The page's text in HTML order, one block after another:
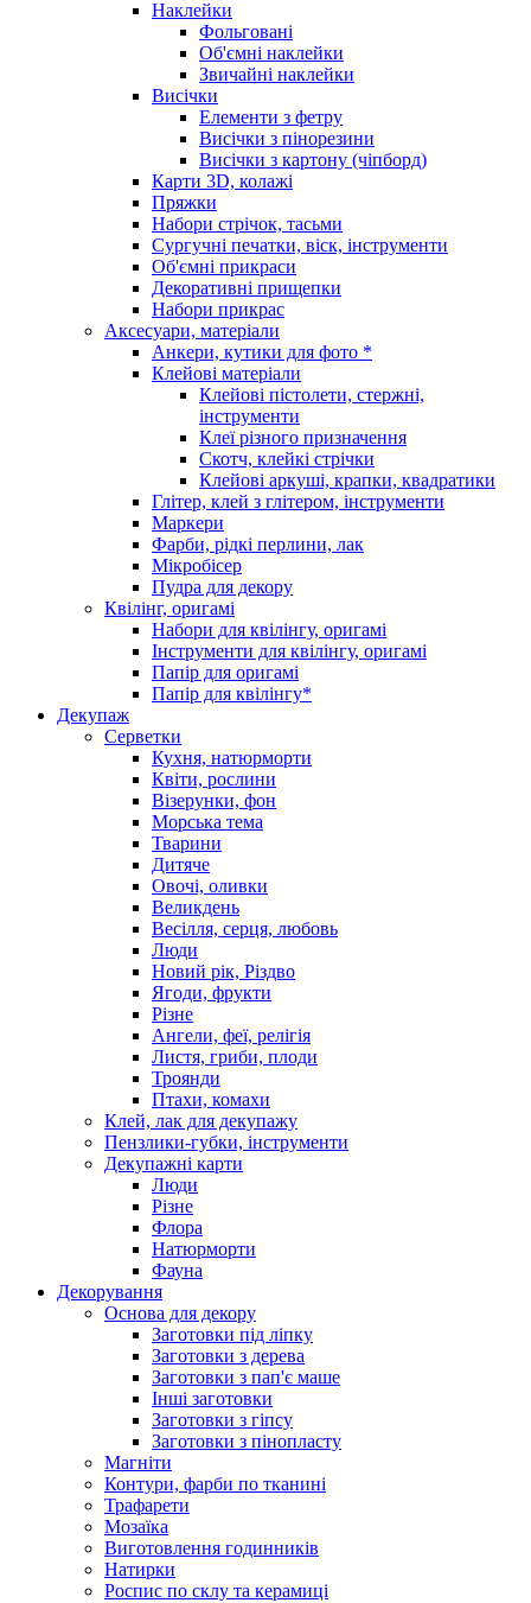
Наклейки
Фольговані
Об'ємні наклейки
Звичайні наклейки
Висічки
Елементи з фетру
Висічки з пінорезини
Висічки з картону (чіпборд)
Карти 3D, колажі
Пряжки
Набори стрічок, тасьми
Сургучні печатки, віск, інструменти
Об'ємні прикраси
Декоративні прищепки
Набори прикрас
Аксесуари, матеріали
Анкери, кутики для фото *
Клейові матеріали
Клейові пістолети, стержні,
інструменти
Клеї різного призначення
Скотч, клейкі стрічки
Клейові аркуші, крапки, квадратики
Глітер, клей з глітером, інструменти
Маркери
Фарби, рідкі перлини, лак
Мікробісер
Пудра для декору
Квілінг, оригамі
Набори для квілінгу, оригамі
Інструменти для квілінгу, оригамі
Папір для оригамі
Папір для квілінгу*
Декупаж
Серветки
Кухня, натюрморти
Квіти, рослини
Візерунки, фон
Морська тема
Тварини
Дитяче
Овочі, оливки
Великдень
Весілля, серця, любовь
Люди
Новий рік, Різдво
Ягоди, фрукти
Різне
Ангели, феї, релігія
Листя, гриби, плоди
Троянди
Птахи, комахи
Клей, лак для декупажу
Пензлики-губки, інструменти
Декупажні карти
Люди
Різне
Флора
Натюрморти
Фауна
Декорування
Основа для декору
Заготовки під ліпку
Заготовки з дерева
Заготовки з пап'є маше
Інші заготовки
Заготовки з гіпсу
Заготовки з пінопласту
Магніти
Контури, фарби по тканині
Трафарети
Мозаїка
Виготовлення годинників
Натирки
Роспис по склу та керамиці